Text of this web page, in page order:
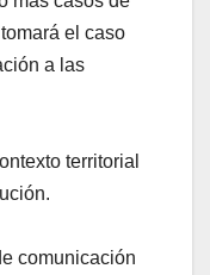
el caso
a las
territorial
comunicación